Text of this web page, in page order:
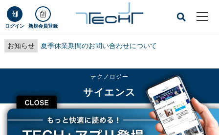
ログイン 新規会員登録
お知らせ 夏季休業期間のお問い合わせについて
CLOSE
テクノロジー
サイエンス
TECH+ テクノロジー
サイエンス